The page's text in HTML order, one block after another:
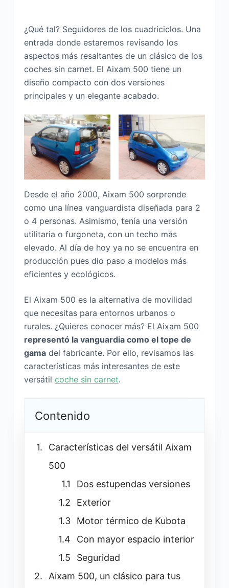
¿Qué tal? Seguidores de los cuadriciclos. Una
entrada donde estaremos revisando los
aspectos más resaltantes de un clásico de los
coches sin carnet. El Aixam 500 tiene un
diseño compacto con dos versiones
principales y un elegante acabado.
Desde el año 2000, Aixam 500 sorprende
como una línea vanguardista diseñada para 2
o 4 personas. Asimismo, tenía una versión
utilitaria o furgoneta, con un techo más
elevado. Al día de hoy ya no se encuentra en
producción pues dio paso a modelos más
eficientes y ecológicos.
El Aixam 500 es la alternativa de movilidad
que necesitas para entornos urbanos o
rurales. ¿Quieres conocer más? El Aixam 500
representó la vanguardia como el tope de
gamadel fabricante. Por ello, revisamos las
características más interesantes de este
versátil coche sin carnet.
Contenido
Características del versátil Aixam
500
Dos estupendas versiones
Exterior
Motor térmico de Kubota
Con mayor espacio interior
Seguridad
Aixam 500, un clásico para tus